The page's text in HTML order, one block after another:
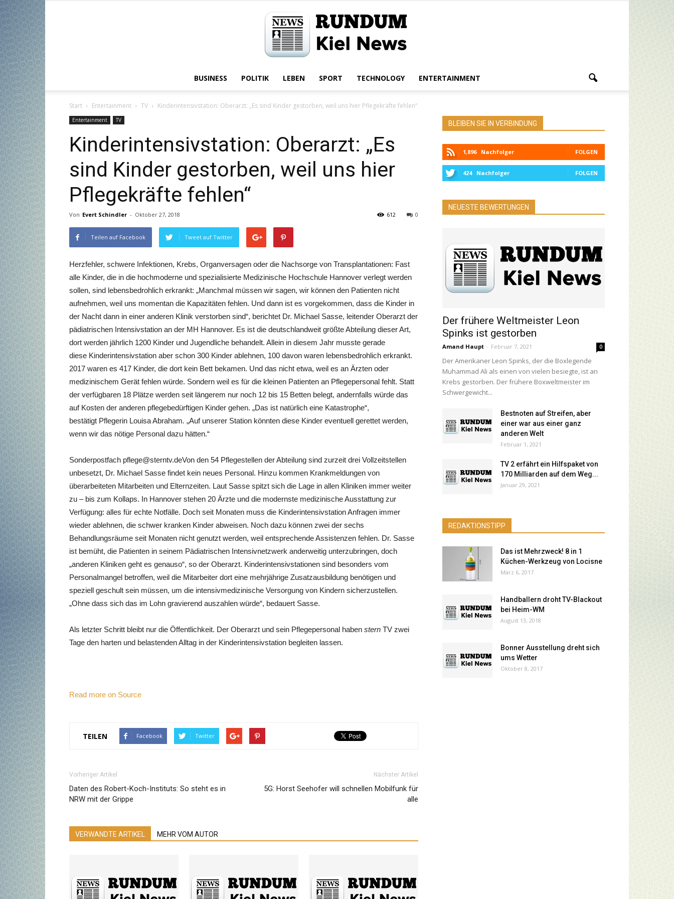
BUSINESS POLITIK LEBEN SPORT TECHNOLOGY ENTERTAINMENT
Start Entertainment TV Kinderintensivstation: Oberarzt: „Es sind Kinder gestorben, weil uns hier Pflegekräfte fehlen“
Entertainment TV
Kinderintensivstation: Oberarzt: „Es
sind Kinder gestorben, weil uns hier
Pflegekräfte fehlen“
Von Evert Schindler - Oktober 27, 2018 0
612
Teilen auf Facebook Tweet auf Twitter
Herzfehler, schwere Infektionen, Krebs, Organversagen oder die Nachsorge von Transplantationen: Fast
alle Kinder, die in die hochmoderne und spezialisierte Medizinische Hochschule Hannover verlegt werden
sollen, sind lebensbedrohlich erkrankt: „Manchmal müssen wir sagen, wir können den Patienten nicht
aufnehmen, weil uns momentan die Kapazitäten fehlen. Und dann ist es vorgekommen, dass die Kinder in
der Nacht dann in einer anderen Klinik verstorben sind“, berichtet Dr. Michael Sasse, leitender Oberarzt der
pädiatrischen Intensivstation an der MH Hannover. Es ist die deutschlandweit größte Abteilung dieser Art,
dort werden jährlich 1200 Kinder und Jugendliche behandelt. Allein in diesem Jahr musste gerade
diese Kinderintensivstation aber schon 300 Kinder ablehnen, 100 davon waren lebensbedrohlich erkrankt.
2017 waren es 417 Kinder, die dort kein Bett bekamen. Und das nicht etwa, weil es an Ärzten oder
medizinischem Gerät fehlen würde. Sondern weil es für die kleinen Patienten an Pflegepersonal fehlt. Statt
der verfügbaren 18 Plätze werden seit längerem nur noch 12 bis 15 Betten belegt, andernfalls würde das
auf Kosten der anderen pflegebedürftigen Kinder gehen. „Das ist natürlich eine Katastrophe“,
bestätigt Pflegerin Louisa Abraham. „Auf unserer Station könnten diese Kinder eventuell gerettet werden,
wenn wir das nötige Personal dazu hätten.“
Sonderpostfach pflege@sterntv.deVon den 54 Pflegestellen der Abteilung sind zurzeit drei Vollzeitstellen
unbesetzt, Dr. Michael Sasse findet kein neues Personal. Hinzu kommen Krankmeldungen von
überarbeiteten Mitarbeiten und Elternzeiten. Laut Sasse spitzt sich die Lage in allen Kliniken immer weiter
zu – bis zum Kollaps. In Hannover stehen 20 Ärzte und die modernste medizinische Ausstattung zur
Verfügung: alles für echte Notfälle. Doch seit Monaten muss die Kinderintensivstation Anfragen immer
wieder ablehnen, die schwer kranken Kinder abweisen. Noch dazu können zwei der sechs
Behandlungsräume seit Monaten nicht genutzt werden, weil entsprechende Assistenzen fehlen. Dr. Sasse
ist bemüht, die Patienten in seinem Pädiatrischen Intensivnetzwerk anderweitig unterzubringen, doch
„anderen Kliniken geht es genauso“, so der Oberarzt. Kinderintensivstationen sind besonders vom
Personalmangel betroffen, weil die Mitarbeiter dort eine mehrjährige Zusatzausbildung benötigen und
speziell geschult sein müssen, um die intensivmedizinische Versorgung von Kindern sicherzustellen.
„Ohne dass sich das im Lohn gravierend auszahlen würde“, bedauert Sasse.
Als letzter Schritt bleibt nur die Öffentlichkeit. Der Oberarzt und sein Pflegepersonal haben stern TV zwei
Tage den harten und belastenden Alltag in der Kinderintensivstation begleiten lassen.
Read more on Source
TEILEN Facebook Twitter
Vorheriger Artikel
Daten des Robert-Koch-Instituts: So steht es in
NRW mit der Grippe
Nächster Artikel
5G: Horst Seehofer will schnellen Mobilfunk für
alle
VERWANDTE ARTIKEL MEHR VOM AUTOR
BLEIBEN SIE IN VERBINDUNG
1,896 Nachfolger FOLGEN
424 Nachfolger FOLGEN
NEUESTE BEWERTUNGEN
Der frühere Weltmeister Leon
Spinks ist gestorben
Amand Haupt - Februar 7, 2021 0
Der Amerikaner Leon Spinks, der die Boxlegende
Muhammad Ali als einen von vielen besiegte, ist an
Krebs gestorben. Der frühere Boxweltmeister im
Schwergewicht...
Bestnoten auf Streifen, aber
einer war aus einer ganz
anderen Welt
Februar 1, 2021
TV 2 erfährt ein Hilfspaket von
170 Milliarden auf dem Weg...
Januar 29, 2021
REDAKTIONSTIPP
Das ist Mehrzweck! 8 in 1
Küchen-Werkzeug von Locisne
März 6, 2017
Handballern droht TV-Blackout
bei Heim-WM
August 13, 2018
Bonner Ausstellung dreht sich
ums Wetter
Oktober 8, 2017